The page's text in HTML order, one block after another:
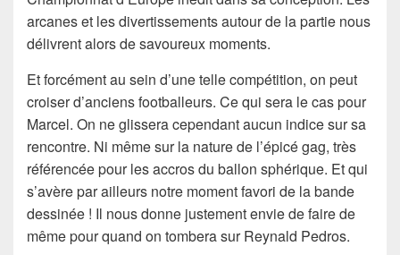
arcanes et les divertissements autour de la partie nous
délivrent alors de savoureux moments.
Et forcément au sein d’une telle compétition, on peut
croiser d’anciens footballeurs. Ce qui sera le cas pour
Marcel. On ne glissera cependant aucun indice sur sa
rencontre. Ni même sur la nature de l’épicé gag, très
référencée pour les accros du ballon sphérique. Et qui
s’avère par ailleurs notre moment favori de la bande
dessinée ! Il nous donne justement envie de faire de
même pour quand on tombera sur Reynald Pedros.